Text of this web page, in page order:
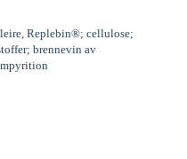
Replebin®; cellulose;
brennevin av